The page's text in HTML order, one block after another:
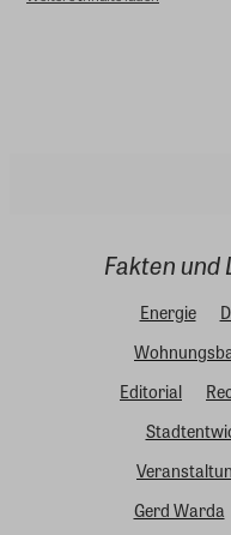
Fakten und
Energie
Editorial
Gerd Warda